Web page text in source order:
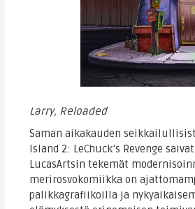
Larry, Reloaded
Saman aikakauden
Island 2: LeChuck’s Revenge
LucasArtsin tekemät
merirosvokomiikka on
palikkagrafiikoilla ja